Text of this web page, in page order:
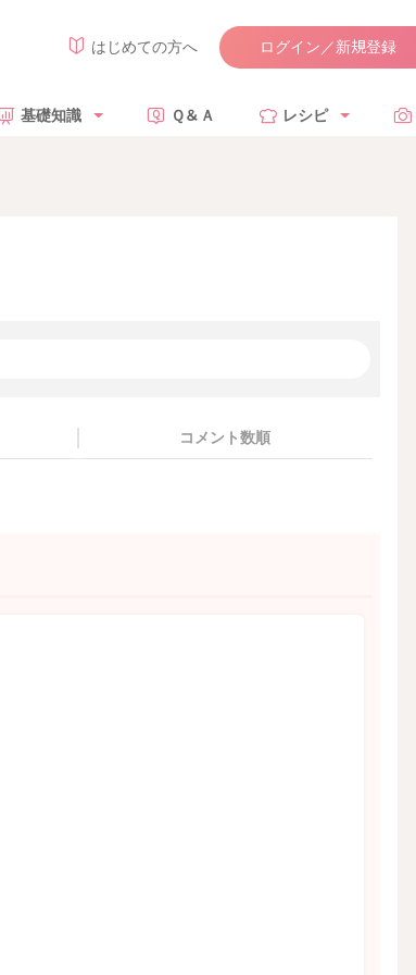
はじめての方へ ログイン／新規登録
基礎知識 Ｑ＆Ａ レシピ
コメント数順